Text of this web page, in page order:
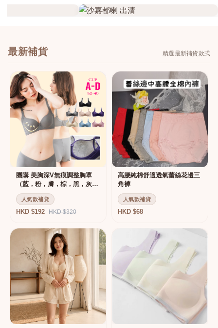
最新補貨 精選最新補貨款式
團購 美胸深V無痕調整胸罩
（藍，粉，膚，棕，黑，灰）
集中托高運動可穿
人氣款補貨
HKD $192 HKD $320
高腰純棉舒適透氣蕾絲花邊三
角褲
人氣款補貨
HKD $68